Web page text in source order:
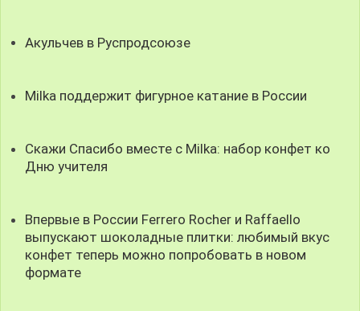
Акульчев в Руспродсоюзе
Milka поддержит фигурное катание в России
Скажи Спасибо вместе с Milka: набор конфет ко
Дню учителя
Впервые в России Ferrero Rocher и Raffaello
выпускают шоколадные плитки: любимый вкус
конфет теперь можно попробовать в новом
формате